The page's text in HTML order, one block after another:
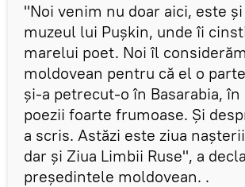
"Noi venim nu doar aici, este
muzeul lui Pușkin, unde îi
marelui poet. Noi îl
moldovean pentru că el o
și-a petrecut-o în Basarabia, în
poezii foarte frumoase. Și
a scris. Astăzi este ziua
dar și Ziua Limbii Ruse", a
președintele moldovean. .